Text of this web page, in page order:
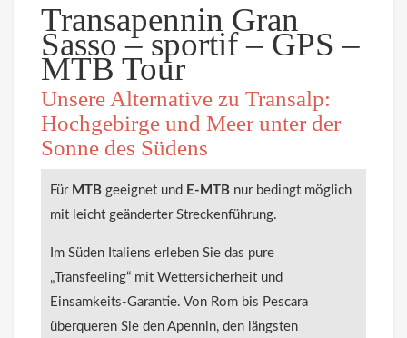
Transapennin Gran
Sasso – sportif – GPS –
MTB Tour
Unsere Alternative zu Transalp:
Hochgebirge und Meer unter der
Sonne des Südens
Für MTB geeignet und E-MTB nur bedingt möglich
mit leicht geänderter Streckenführung.
Im Süden Italiens erleben Sie das pure
„Transfeeling“ mit Wettersicherheit und
Einsamkeits-Garantie. Von Rom bis Pescara
überqueren Sie den Apennin, den längsten